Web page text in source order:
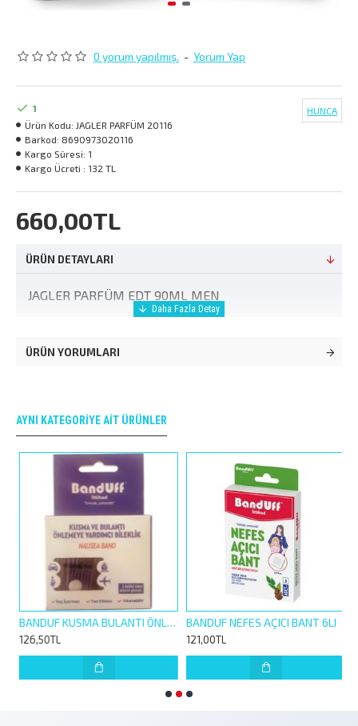
0 yorum yapılmış. - Yorum Yap
660,00TL
1
Ürün Kodu: JAGLER PARFÜM 20116
Barkod: 8690973020116
Kargo Süresi: 1
Kargo Ücreti : 132 TL
HUNCA
ÜRÜN DETAYLARI
JAGLER PARFÜM EDT 90ML MEN
ÜRÜN YORUMLARI
AYNI KATEGORIYE AIT ÜRÜNLER
BANDUF KUSMA BULANTI ÖNLEYİCİ BİLEKLİK 1 ÇİFT
126,50TL
BANDUF NEFES AÇICI BANT 6LI
121,00TL